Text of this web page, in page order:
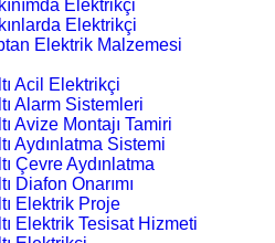
Elektrikçi
Elektrikçi
Elektrik Malzemesi
Acil Elektrikçi
Alarm Sistemleri
Avize Montajı Tamiri
Aydınlatma Sistemi
Çevre Aydınlatma
Diafon Onarımı
Elektrik Proje
Elektrik Tesisat Hizmeti